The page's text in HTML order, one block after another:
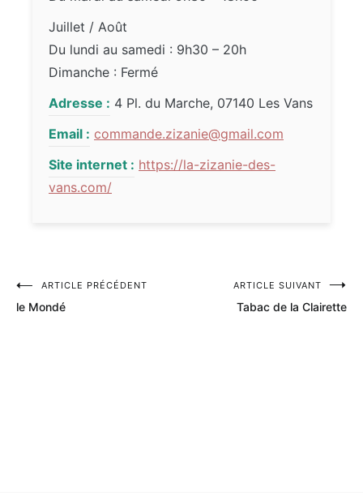
Juillet / Août
Du lundi au samedi : 9h30 – 20h
Dimanche : Fermé
Adresse : 4 Pl. du Marche, 07140 Les Vans
Email : commande.zizanie@gmail.com
Site internet : https://la-zizanie-des-
vans.com/
Navigation
ARTICLE PRÉCÉDENT
le Mondé
ARTICLE SUIVANT
Tabac de la Clairette